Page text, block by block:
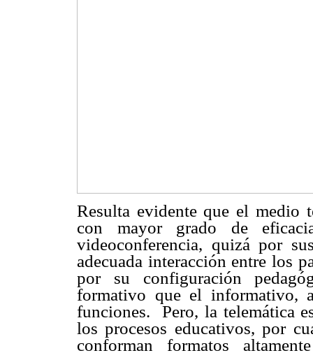
Resulta evidente que el
con mayor grado de
videoconferencia, quizá por
adecuada interacción entre los
por su configuración
formativo que el informativo,
funciones. Pero, la telemática
los procesos educativos, por
conforman formatos